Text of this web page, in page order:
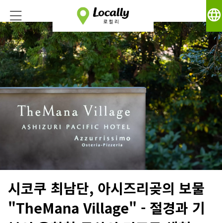
language
시코쿠 최남단, 아시즈리곶의 보물
"TheMana Village" - 절경과 기